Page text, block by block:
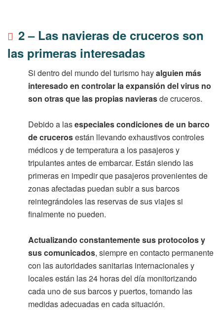
2 – Las navieras de cruceros son
las primeras interesadas
Si dentro del mundo del turismo hayalguien más
interesado en controlar la expansión del virus no
son otras que las propias navierasde cruceros.
Debido a lasespeciales condiciones de un barco
de crucerosestán llevando exhaustivos controles
médicos y de temperatura a los pasajeros y
tripulantes antes de embarcar. Están siendo las
primeras en impedir que pasajeros provenientes de
zonas afectadas puedan subir a sus barcos
reintegrándoles las reservas de sus viajes si
finalmente no pueden.
Actualizando constantemente sus protocolos y
sus comunicados, siempre en contacto permanente
con las autoridades sanitarias internacionales y
locales están las 24 horas del día monitorizando
cada uno de sus barcos y puertos, tomando las
medidas adecuadas en cada situación.